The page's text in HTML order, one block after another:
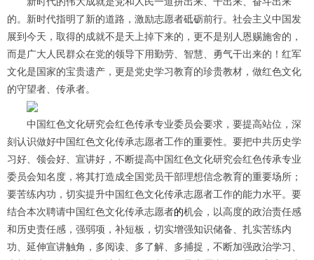
的。新时代指明了新的道路，激励志愿者砥砺前行。社会主义中国发
展到今天，取得的成就不是天上掉下来的，更不是别人恩赐施舍的，
而是广大人民群众在党的领导下用勤劳、智慧、勇气干出来的！红军
文化是国家的宝贵遗产，更是党史学习教育的珍贵教材，做红色文化
的守望者、传承者。
中国红色文化研究会红色传承专业委员会要求，要提高站位，深
刻认识做好中国红色文化传承志愿者工作的重要性。要把中共历史学
习好、领会好、宣讲好，不断提高中国红色文化研究会红色传承专业
委员会知名度，将其打造成全国党员干部理想信念教育的重要场所；
要苦练内功，切实提升中国红色文化传承志愿者工作的能力水平。要
结合本次聘请中国红色文化传承志愿者的机会，以高度的政治责任感
和历史责任感，强弱项，补短板，切实增强知识储备、扎实苦练内
功、延伸宣讲触角，多阅读、多了解、多捕捉，不断加强政治学习、